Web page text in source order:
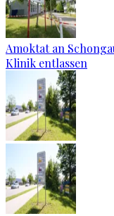
Amoktat an
Klinik entlassen